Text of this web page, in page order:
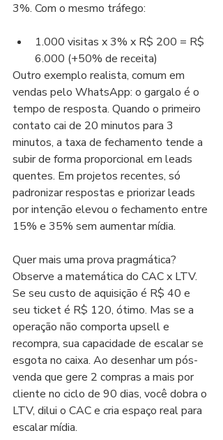
3%. Com o mesmo tráfego:
1.000 visitas x 3% x R$ 200 = R$
6.000 (+50% de receita)
Outro exemplo realista, comum em
vendas pelo WhatsApp: o gargalo é o
tempo de resposta. Quando o primeiro
contato cai de 20 minutos para 3
minutos, a taxa de fechamento tende a
subir de forma proporcional em leads
quentes. Em projetos recentes, só
padronizar respostas e priorizar leads
por intenção elevou o fechamento entre
15% e 35% sem aumentar mídia.
Quer mais uma prova pragmática?
Observe a matemática do CAC x LTV.
Se seu custo de aquisição é R$ 40 e
seu ticket é R$ 120, ótimo. Mas se a
operação não comporta upsell e
recompra, sua capacidade de escalar se
esgota no caixa. Ao desenhar um pós-
venda que gere 2 compras a mais por
cliente no ciclo de 90 dias, você dobra o
LTV, dilui o CAC e cria espaço real para
escalar mídia.